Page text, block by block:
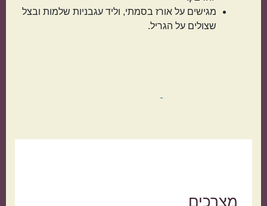
מגישים על אורז בסמתי, וליד עגבניות שלמות ובצל
שצולים על הגריל.
מצרכים